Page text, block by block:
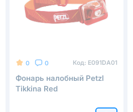
0 0 Код: E091DA01
Фонарь налобный Petzl
Tikkina Red